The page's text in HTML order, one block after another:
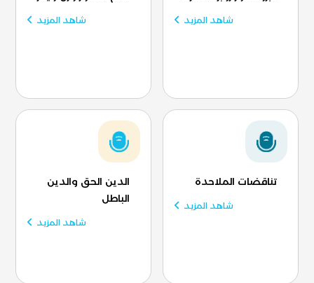
شاهد المزيد شاهد المزيد
تناقضات الملاحدة
شاهد المزيد
الدين الحق والدين
الباطل
شاهد المزيد